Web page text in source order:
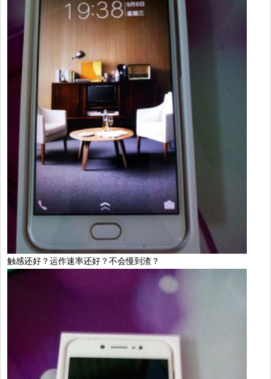
触感还好？运作速率还好？不会慢到渣？